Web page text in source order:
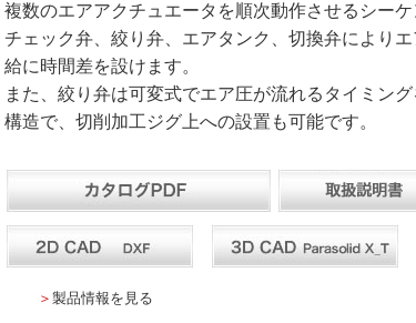
複数のエアアクチュエータを順次動作させるシー
チェック弁、絞り弁、エアタンク、切換弁により
給に時間差を設けます。
また、絞り弁は可変式でエア圧が流れるタイミン
構造で、切削加工ジグ上への設置も可能です。
＞ 製品情報を見る